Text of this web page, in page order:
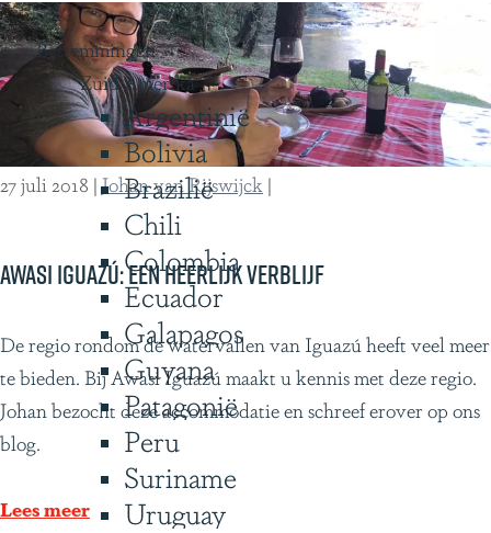
Bestemmingen
Zuid Amerika
Argentinië
Bolivia
Brazilië
Chili
Colombia
Ecuador
Galapagos
Guyana
Patagonië
Peru
Suriname
Uruguay
o
e
k
e
?
Awasi Iguazú: een heerlijk verblijf
27 juli 2018 |Johan van Rijswijck |
A
w
a
s
I
De regio rondom de watervallen van Iguazú heeft veel meer
te bieden. Bij Awasi Iguazú maakt u kennis met deze regio.
Johan bezocht deze accommodatie en schreef erover op ons
blog.
Lees meer